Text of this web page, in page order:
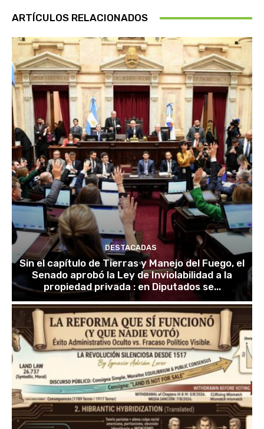
ARTÍCULOS RELACIONADOS
DESTACADAS
Sin el capítulo de Tierras y Manejo del Fuego, el
Senado aprobó la Ley de Inviolabilidad a la
propiedad privada : en Diputados se...